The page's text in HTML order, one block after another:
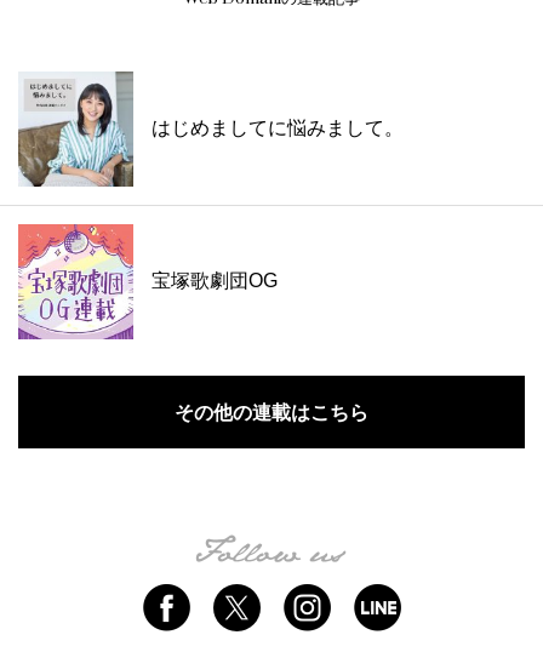
はじめましてに悩みまして。
宝塚歌劇団OG
その他の連載はこちら